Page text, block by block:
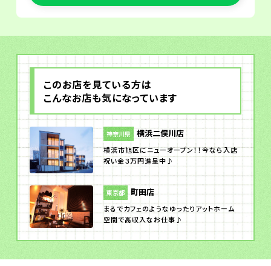
このお店を見ている方は
こんなお店も気になっています
神奈川県 横浜二俣川店
横浜市旭区にニューオープン！！今なら入店
祝い金３万円進呈中♪
東京都 町田店
まるでカフェのようなゆったりアットホーム
空間で高収入なお仕事♪